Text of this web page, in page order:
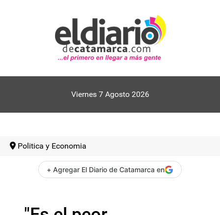
Viernes 7 Agosto 2026
Politica y Economia
+ Agregar El Diario de Catamarca en